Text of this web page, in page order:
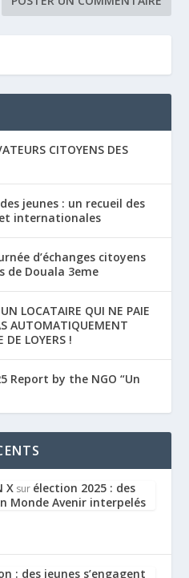
CITOYENS DES
jeunes : un recueil des
internationales
d’échanges citoyens
de Douala 3eme
LOCATAIRE QUI NE PAIE
AUTOMATIQUEMENT
DE LOYERS !
Report by the NGO “Un
X sur élection 2025 : des
Monde Avenir interpelés
: des jeunes s’engagent